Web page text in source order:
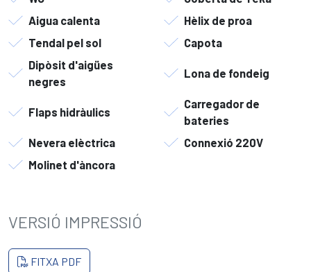
Aigua calenta
Hèlix de proa
Tendal pel sol
Capota
Dipòsit d'aigües
negres
Lona de fondeig
Flaps hidràulics
Carregador de
bateries
Nevera elèctrica
Connexió 220V
Molinet d'àncora
VERSIÓ IMPRESSIÓ
FITXA PDF